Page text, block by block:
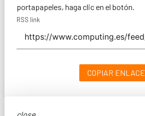
portapapeles, haga clic en el botón.
RSS link
COPIAR ENLACE